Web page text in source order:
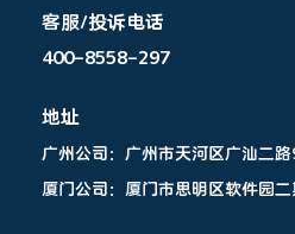
客服/投诉电话
400-8558-297
地址
广州公司： 广州市天河区广汕二
厦门公司： 厦门市思明区软件园